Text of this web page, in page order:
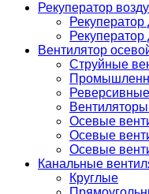
Рекуператор
Рекуператор
Вентилятор
Струйные
Осевые
Осевые
Осевые
Канальные
Круглые